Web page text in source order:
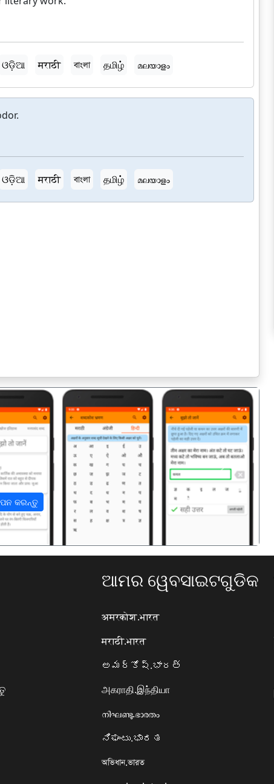
ଓଡ଼ିଆ मराठी বাংলা தமிழ் മലയാളം
ଓଡ଼ିଆ मराठी বাংলা தமிழ் മലയാളം
କରନ୍ତୁ
अगला
ଆମର ୱେବସାଇଟଗୁଡିକ
अमरकोश.भारत
मराठी.भारत
అమర్కోష్.భారత్
அகராதி.இந்தியா
നിഘണ്ടു.ഭാരതം
ನಿಘಂಟು.ಭಾರತ
অভিধান.ভারত